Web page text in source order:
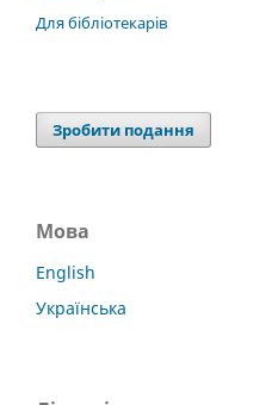
Для бібліотекарів
Зробити подання
Мова
English
Українська